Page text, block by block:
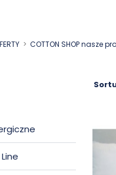
COTTON SHOP nasze